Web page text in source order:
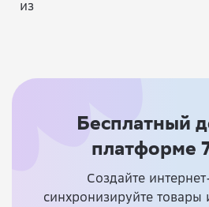
из
Бесплатный
платформе
Создайте
синхронизируйте товары